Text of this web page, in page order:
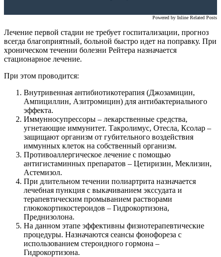
Powered by Inline Related Posts
Лечение первой стадии не требует госпитализации, прогноз
всегда благоприятный, больной быстро идет на поправку. При
хроническом течении болезни Рейтера назначается
стационарное лечение.
При этом проводится:
Внутривенная антибиотикотерапия (Джозамицин,
Ампициллин, Азитромицин) для антибактериального
эффекта.
Иммунносупрессоры – лекарственные средства,
угнетающие иммунитет. Такролимус, Отесла, Ксолар –
защищают организм от губительного воздействия
иммунных клеток на собственный организм.
Противоаллергическое лечение с помощью
антигистаминных препаратов – Цетиризин, Меклизин,
Астемизол.
При длительном течении полиартрита назначается
лечебная пункция с выкачиванием экссудата и
терапевтическим промыванием растворами
глюкокортикостероидов – Гидрокортизона,
Преднизолона.
На данном этапе эффективны физиотерапевтические
процедуры. Назначаются сеансы фонофореза с
использованием стероидного гормона –
Гидрокортизона.